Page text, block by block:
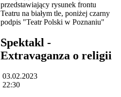
Spektakl -
Extravaganza o religii
03.02.2023
22:30